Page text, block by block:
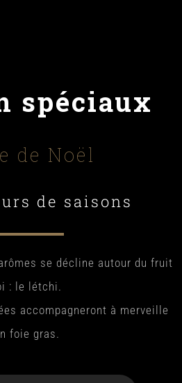
spéciaux
de Noël
de saisons
se décline autour du fruit
: le létchi.
accompagneront à merveille
foie gras.